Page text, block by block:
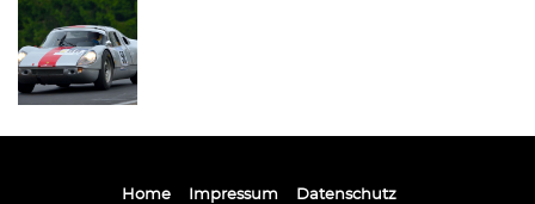
Home Impressum Datenschutz